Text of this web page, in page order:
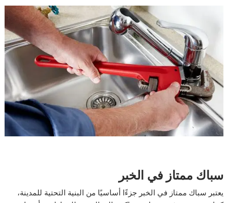
سباك ممتاز في الخبر
يعتبر سباك ممتاز في الخبر جزءًا أساسيًا من البنية التحتية للمدينة،